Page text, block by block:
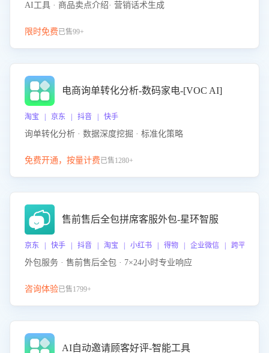
AI工具 · 商品卖点介绍· 营销话术生成
限时免费已售99+
电商询单转化分析-数码家电-[VOC AI]
淘宝 | 京东 | 抖音 | 快手
询单转化分析 · 数据深度挖掘 · 标准化策略
免费开通，按量计费已售1280+
售前售后全包拼席客服外包-星环智服
京东 | 快手 | 抖音 | 淘宝 | 小红书 | 得物 | 企业微信 | 跨平台
外包服务 · 售前售后全包 · 7×24小时专业响应
咨询体验已售1799+
AI自动邀请顾客好评-智能工具